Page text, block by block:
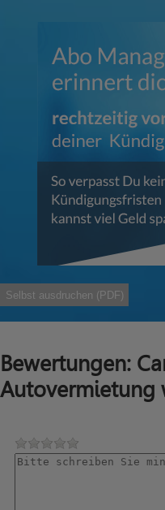
Selbst ausdruchen (PDF)
Bewertungen:
Autovermietung